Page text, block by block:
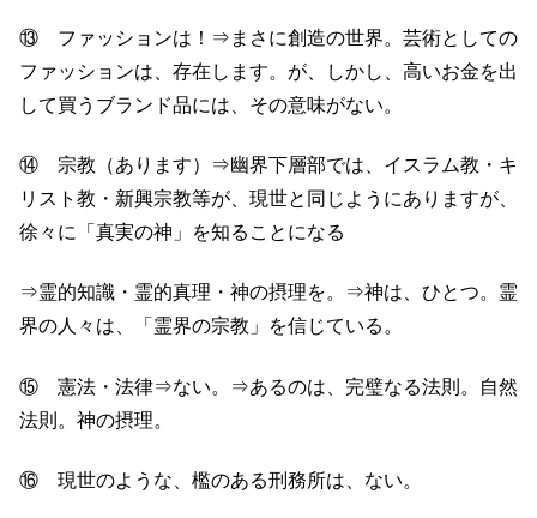
⑬ ファッションは！⇒まさに創造の世界。芸術としての
ファッションは、存在します。が、しかし、高いお金を出
して買うブランド品には、その意味がない。
⑭ 宗教（あります）⇒幽界下層部では、イスラム教・キ
リスト教・新興宗教等が、現世と同じようにありますが、
徐々に「真実の神」を知ることになる
⇒霊的知識・霊的真理・神の摂理を。⇒神は、ひとつ。霊
界の人々は、「霊界の宗教」を信じている。
⑮ 憲法・法律⇒ない。⇒あるのは、完璧なる法則。自然
法則。神の摂理。
⑯ 現世のような、檻のある刑務所は、ない。